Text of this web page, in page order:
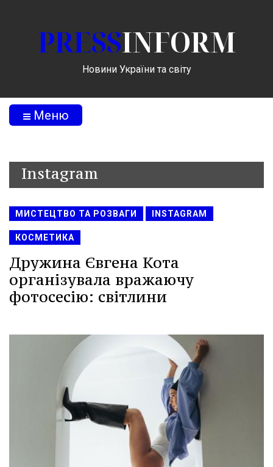
PRESSINFORM
Новини України та світу
Меню
Instagram
МИСТЕЦТВО ТА РОЗВАГИ INSTAGRAM
КОСМЕТИКА
Дружина Євгена Кота
організувала вражаючу
фотосесію: світлини